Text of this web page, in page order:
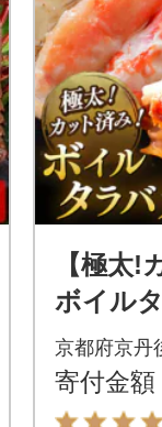
【極太!
ボイル
サイズ
や焼き
なごち
京都府京丹
寄付金額